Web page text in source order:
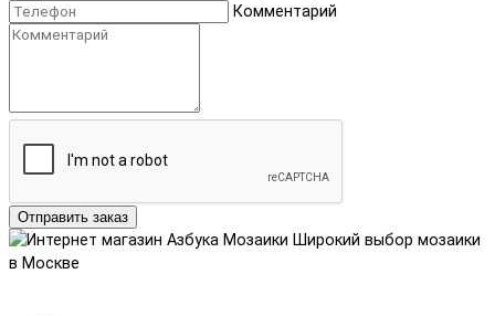
Комментарий
Отправить заказ
Широкий выбор мозаики
в Москве